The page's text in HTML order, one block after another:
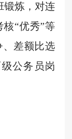
锻炼，对连
“优秀”等
、差额比选
公务员岗